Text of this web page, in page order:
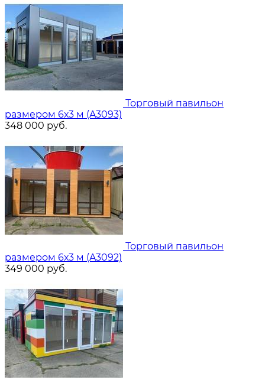
Торговый павильон
размером 6х3 м (A3093)
348 000 руб.
Торговый павильон
размером 6х3 м (A3092)
349 000 руб.